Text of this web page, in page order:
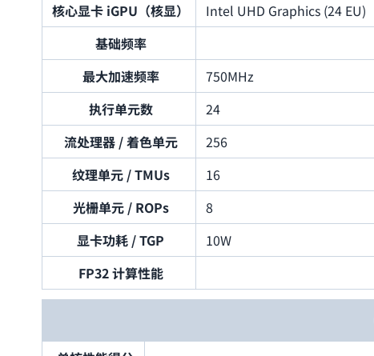
核心显卡 iGPU（核显）
Intel UHD Graphics (24 EU)
基础频率
最大加速频率
750MHz
执行单元数
24
流处理器 / 着色单元
256
纹理单元 / TMUs
16
光栅单元 / ROPs
8
显卡功耗 / TGP
10W
FP32 计算性能